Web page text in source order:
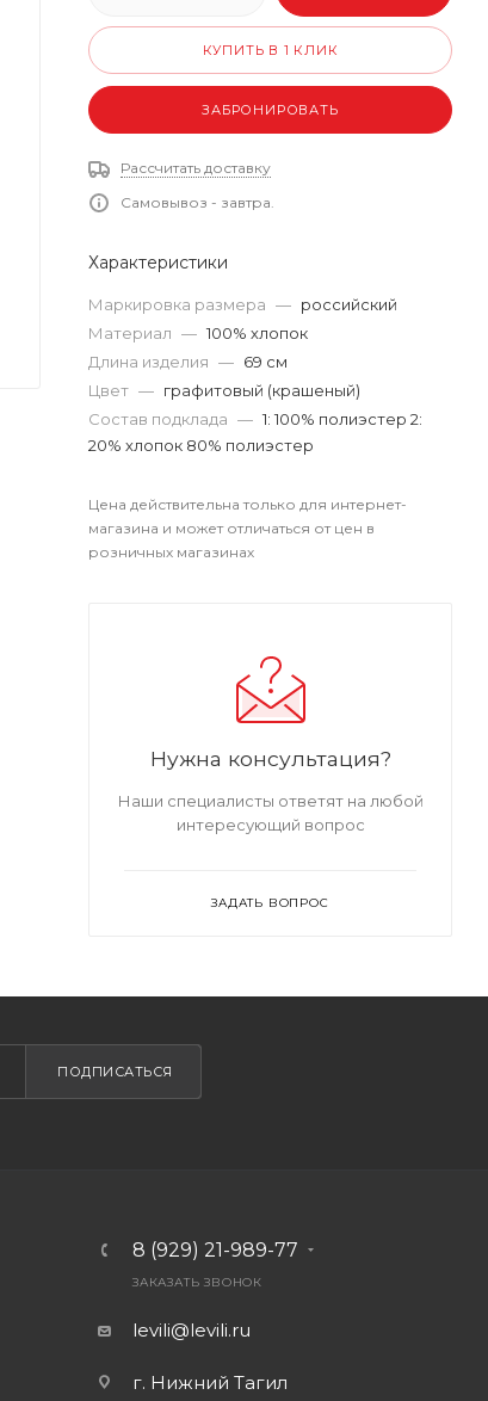
КУПИТЬ В 1 КЛИК
ЗАБРОНИРОВАТЬ
Рассчитать доставку
Самовывоз - завтра.
Характеристики
Маркировка размера — российский
Материал — 100% хлопок
Длина изделия — 69 см
Цвет — графитовый (крашеный)
Состав подклада — 1: 100% полиэстер 2:
20% хлопок 80% полиэстер
Цена действительна только для интернет-
магазина и может отличаться от цен в
розничных магазинах
Нужна консультация?
Наши специалисты ответят на любой
интересующий вопрос
ЗАДАТЬ ВОПРОС
ПОДПИСАТЬСЯ
8 (929) 21-989-77
ЗАКАЗАТЬ ЗВОНОК
levili@levili.ru
г. Нижний Тагил